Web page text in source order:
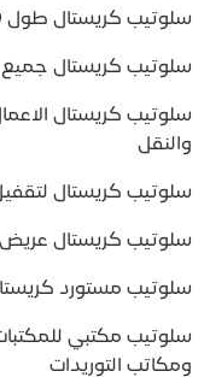
سلوتيب كريستال طول 40-60-100-150-200-300 يارده
سلوتيب كريستال جميع
سلوتيب كريستال
والنقل
سلوتيب كريستال
سلوتيب كريستال عريض
سلوتيب مستورد
سلوتيب مكتبي
ومكاتب التوريدات